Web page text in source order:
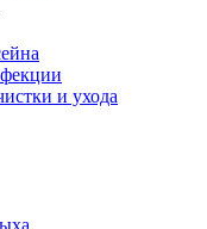
и ухода